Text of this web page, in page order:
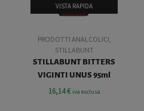
VISTA RAPIDA
PRODOTTI ANALCOLICI,
STILLABUNT
STILLABUNT BITTERS
VIGINTI UNUS 95ml
16,14€ iva esclusa